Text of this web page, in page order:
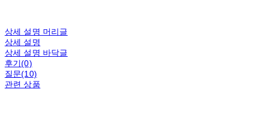
상세 설명 머리글
상세 설명
상세 설명 바닥글
후기(0)
질문(10)
관련 상품